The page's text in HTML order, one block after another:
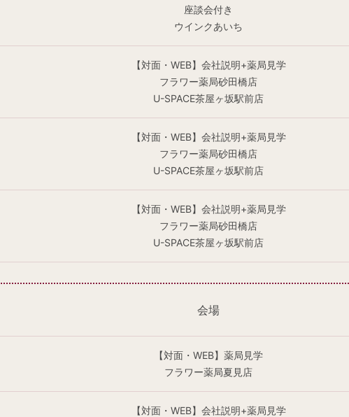
座談会付き
ウインクあいち
【対面・WEB】会社説明+薬局見学
フラワー薬局砂田橋店
U-SPACE茶屋ヶ坂駅前店
【対面・WEB】会社説明+薬局見学
フラワー薬局砂田橋店
U-SPACE茶屋ヶ坂駅前店
【対面・WEB】会社説明+薬局見学
フラワー薬局砂田橋店
U-SPACE茶屋ヶ坂駅前店
会場
【対面・WEB】薬局見学
フラワー薬局夏見店
【対面・WEB】会社説明+薬局見学